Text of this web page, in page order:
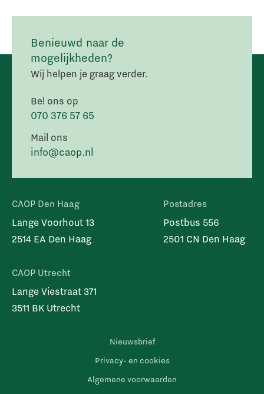
Benieuwd naar de
mogelijkheden?
Wij helpen je graag verder.
Bel ons op
070 376 57 65
Mail ons
info@caop.nl
CAOP Den Haag
Lange Voorhout 13
2514 EA Den Haag
CAOP Utrecht
Lange Viestraat 371
3511 BK Utrecht
Postadres
Postbus 556
2501 CN Den Haag
Nieuwsbrief
Privacy- en cookies
Algemene voorwaarden